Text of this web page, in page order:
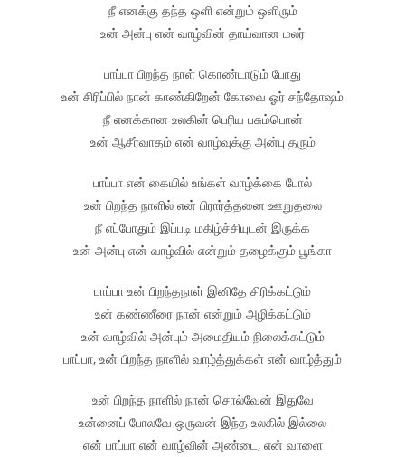
நீ எனக்கு தந்த ஒளி என்றும் ஒளிரும்
உன் அன்பு என் வாழ்வின் தாய்வான மலர்
பாப்பா பிறந்த நாள் கொண்டாடும் போது
உன் சிரிப்பில் நான் காண்கிறேன் கோவை ஓர் சந்தோஷம்
நீ எனக்கான உலகின் பெரிய பசும்பொன்
உன் ஆசீர்வாதம் என் வாழ்வுக்கு அன்பு தரும்
பாப்பா என் கையில் உங்கள் வாழ்க்கை போல்
உன் பிறந்த நாளில் என் பிரார்த்தனை ஊறுதலை
நீ எப்போதும் இப்படி மகிழ்ச்சியுடன் இருக்க
உன் அன்பு என் வாழ்வில் என்றும் தழைக்கும் பூங்கா
பாப்பா உன் பிறந்தநாள் இனிதே சிரிக்கட்டும்
உன் கண்ணீரை நான் என்றும் அழிக்கட்டும்
உன் வாழ்வில் அன்பும் அமைதியும் நிலைக்கட்டும்
பாப்பா, உன் பிறந்த நாளில் வாழ்த்துக்கள் என் வாழ்த்தும்
உன் பிறந்த நாளில் நான் சொல்வேன் இதுவே
உன்னைப் போலவே ஒருவன் இந்த உலகில் இல்லை
என் பாப்பா என் வாழ்வின் அண்டை, என் வாளை